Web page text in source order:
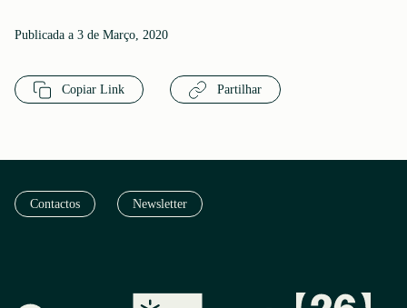
Publicada a 3 de Março, 2020
Copiar Link Partilhar
Contactos Newsletter